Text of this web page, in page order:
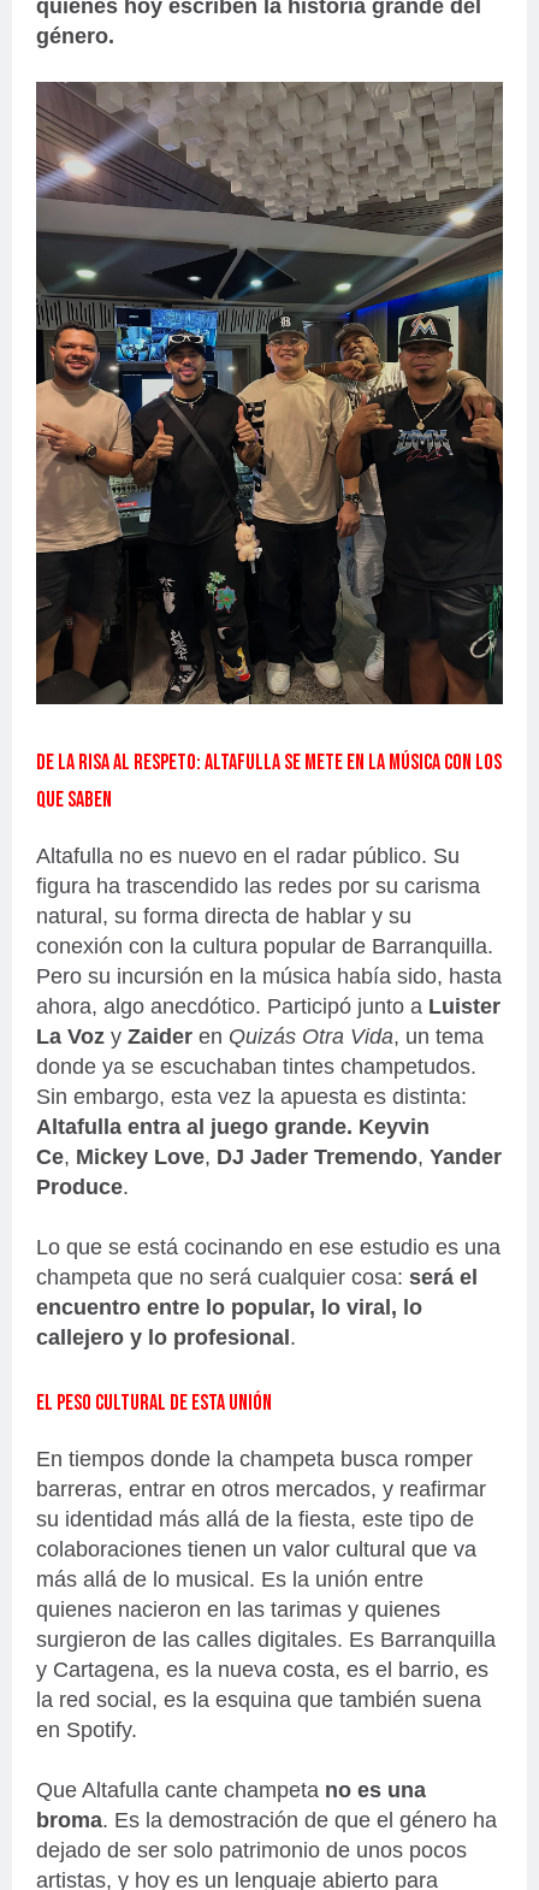
quienes hoy escriben la historia grande del
género.
De la risa al respeto: Altafulla se mete en la música con los
que saben
Altafulla no es nuevo en el radar público. Su
figura ha trascendido las redes por su carisma
natural, su forma directa de hablar y su
conexión con la cultura popular de Barranquilla.
Pero su incursión en la música había sido, hasta
ahora, algo anecdótico. Participó junto a Luister
La Voz y Zaider en Quizás Otra Vida, un tema
donde ya se escuchaban tintes champetudos.
Sin embargo, esta vez la apuesta es distinta:
Altafulla entra al juego grande. Keyvin
Ce, Mickey Love, DJ Jader Tremendo, Yander
Produce.
Lo que se está cocinando en ese estudio es una
champeta que no será cualquier cosa: será el
encuentro entre lo popular, lo viral, lo
callejero y lo profesional.
El peso cultural de esta unión
En tiempos donde la champeta busca romper
barreras, entrar en otros mercados, y reafirmar
su identidad más allá de la fiesta, este tipo de
colaboraciones tienen un valor cultural que va
más allá de lo musical. Es la unión entre
quienes nacieron en las tarimas y quienes
surgieron de las calles digitales. Es Barranquilla
y Cartagena, es la nueva costa, es el barrio, es
la red social, es la esquina que también suena
en Spotify.
Que Altafulla cante champeta no es una
broma. Es la demostración de que el género ha
dejado de ser solo patrimonio de unos pocos
artistas, y hoy es un lenguaje abierto para